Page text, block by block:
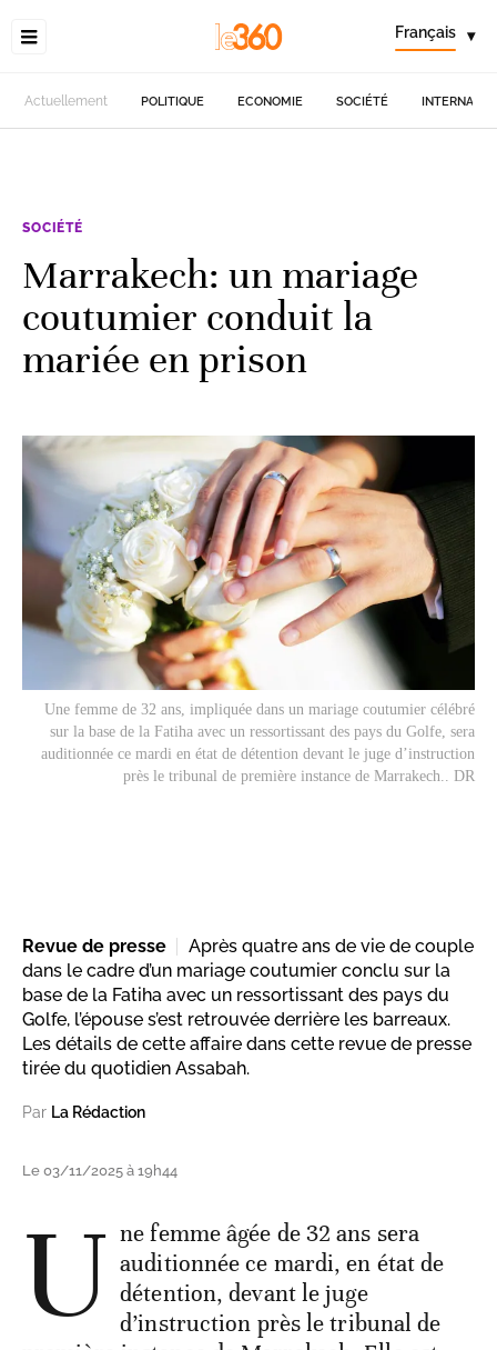
Français ▾
Actuellement POLITIQUE ECONOMIE SOCIÉTÉ
SOCIÉTÉ
Marrakech: un mariage
coutumier conduit la
mariée en prison
Une femme de 32 ans, impliquée dans un mariage coutumier célébré
sur la base de la Fatiha avec un ressortissant des pays du Golfe, sera
auditionnée ce mardi en état de détention devant le juge d’instruction
près le tribunal de première instance de Marrakech.. DR
Revue de presse
Après quatre ans de vie de couple
dans le cadre d’un mariage coutumier conclu sur la
base de la Fatiha avec un ressortissant des pays du
Golfe, l’épouse s’est retrouvée derrière les barreaux.
Les détails de cette affaire dans cette revue de presse
tirée du quotidien Assabah.
Par La Rédaction
Le 03/11/2025 à 19h44
U ne femme âgée de 32 ans sera
auditionnée ce mardi, en état de
détention, devant le juge
d’instruction près le tribunal de